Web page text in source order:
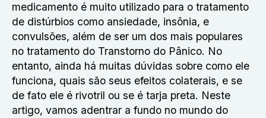
medicamento é muito utilizado para o tratamento
de distúrbios como ansiedade, insônia, e
convulsões, além de ser um dos mais populares
no tratamento do Transtorno do Pânico. No
entanto, ainda há muitas dúvidas sobre como ele
funciona, quais são seus efeitos colaterais, e se
de fato ele é rivotril ou se é tarja preta. Neste
artigo, vamos adentrar a fundo no mundo do